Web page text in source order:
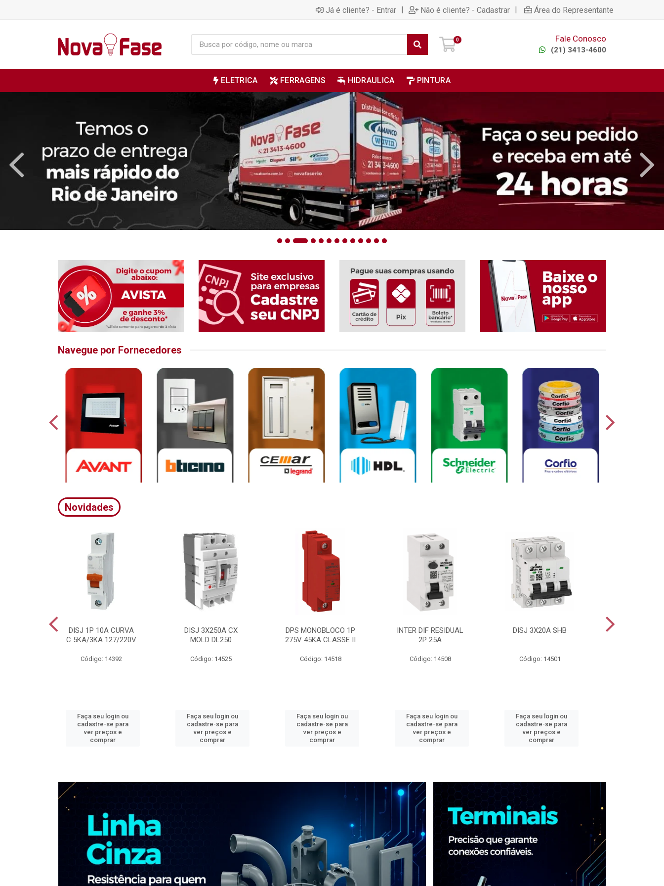
Já é cliente? - Entrar | Não é cliente? - Cadastrar | Área do Representante
0 Fale Conosco
(21) 3413-4600
ELETRICA FERRAGENS HIDRAULICA PINTURA
Navegue por Fornecedores
Novidades
DISJ 1P 10A CURVA
C 5KA/3KA 127/220V
Código: 14392
Faça seu login ou
cadastre-se para
ver preços e
comprar
DISJ 3X250A CX
MOLD DL250
Código: 14525
Faça seu login ou
cadastre-se para
ver preços e
comprar
DPS MONOBLOCO 1P
275V 45KA CLASSE II
Código: 14518
Faça seu login ou
cadastre-se para
ver preços e
comprar
INTER DIF RESIDUAL
2P 25A
Código: 14508
Faça seu login ou
cadastre-se para
ver preços e
comprar
DISJ 3X20A SHB
Código: 14501
Faça seu login ou
cadastre-se para
ver preços e
comprar